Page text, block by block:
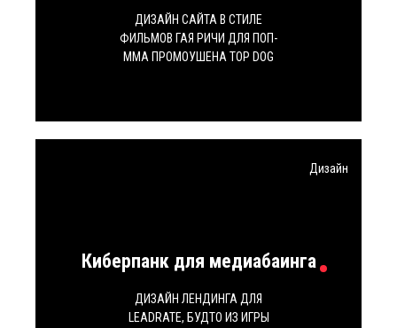
ДИЗАЙН САЙТА В СТИЛЕ
ФИЛЬМОВ ГАЯ РИЧИ ДЛЯ ПОП-
ММА ПРОМОУШЕНА TOP DOG
Киберпанк для медиабаинга
ДИЗАЙН ЛЕНДИНГА ДЛЯ
LEADRATE, БУДТО ИЗ ИГРЫ
Дизайн